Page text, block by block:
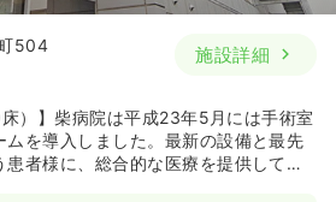
504
施設詳細
床）】柴病院は平成23年5月には手術室
ムを導入しました。最新の設備と最先
者様に、総合的な医療を提供してい